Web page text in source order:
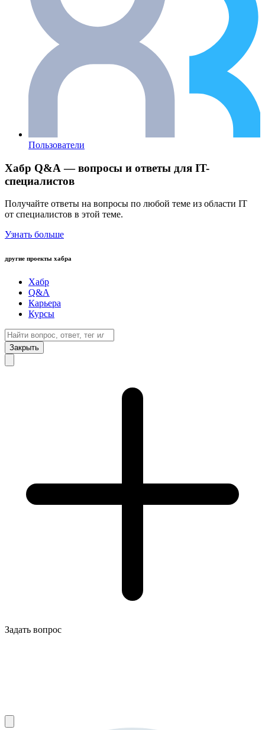
Пользователи
Хабр Q&A — вопросы и ответы для IT-
специалистов
Получайте ответы на вопросы по любой теме из области IT
от специалистов в этой теме.
Узнать больше
другие проекты хабра
Хабр
Q&A
Карьера
Курсы
Закрыть
Задать вопрос